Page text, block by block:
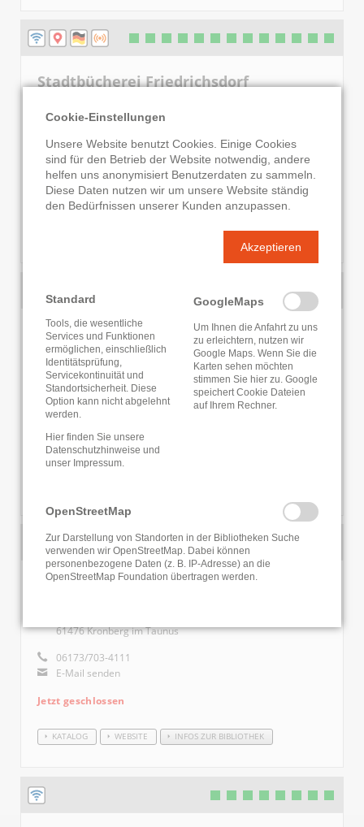
Stadtbücherei Friedrichsdorf
Am Houiller Platz 2
61381 Friedrichsdorf
06172-731 3200
E-Mail senden
Jetzt geschlossen
INFOS ZUR BIBLIOTHEK
Stadtbibliothek Königstein
Wiesbadenerstr. 6
61462 Königstein
06174/932370
E-Mail senden
Jetzt geschlossen
Stadtbücherei Kronberg
61476 Kronberg im Taunus
06173/703-4111
E-Mail senden
Jetzt geschlossen
KATALOG WEBSITE INFOS ZUR BIBLIOTHEK
Cookie-Einstellungen
Unsere Website benutzt Cookies. Einige Cookies
sind für den Betrieb der Website notwendig, andere
helfen uns anonymisiert Benutzerdaten zu sammeln.
Diese Daten nutzen wir um unsere Website ständig
den Bedürfnissen unserer Kunden anzupassen.
Akzeptieren
Standard
Tools, die wesentliche
Services und Funktionen
ermöglichen, einschließlich
Identitätsprüfung,
Servicekontinuität und
Standortsicherheit. Diese
Option kann nicht abgelehnt
werden.
Hier finden Sie unsere
Datenschutzhinweise und
unser Impressum.
GoogleMaps
Um Ihnen die Anfahrt zu uns
zu erleichtern, nutzen wir
Google Maps. Wenn Sie die
Karten sehen möchten
stimmen Sie hier zu. Google
speichert Cookie Dateien
auf Ihrem Rechner.
OpenStreetMap
Zur Darstellung von Standorten in der Bibliotheken Suche
verwenden wir OpenStreetMap. Dabei können
personenbezogene Daten (z. B. IP-Adresse) an die
OpenStreetMap Foundation übertragen werden.